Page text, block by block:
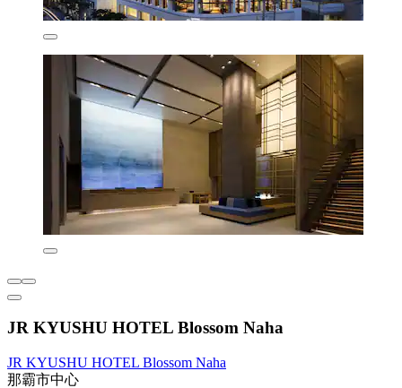
JR KYUSHU HOTEL Blossom Naha
JR KYUSHU HOTEL Blossom Naha
那霸市中心